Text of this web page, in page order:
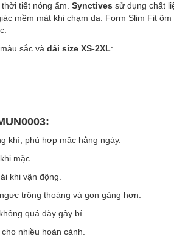
tiết nóng ẩm. Synctives sử dụng chất
mềm mát khi chạm da. Form Slim Fit
sắc và dải size XS-2XL:
khí, phù hợp mặc hằng ngày.
mặc.
khi vận động.
trông thoáng và gọn gàng hơn.
không quá dày gây bí.
nhiều hoàn cảnh.